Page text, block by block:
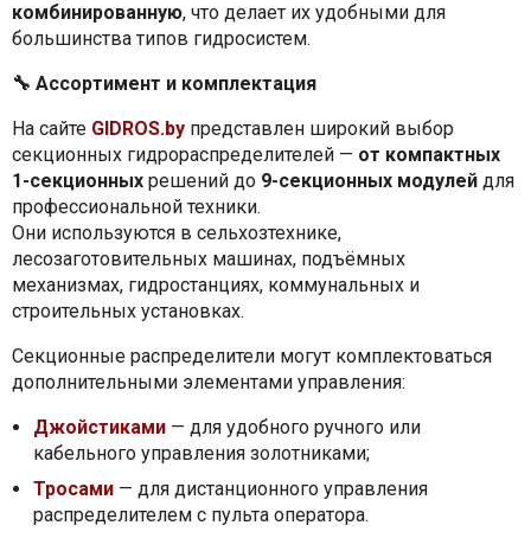
комбинированную, что делает их удобными для
большинства типов гидросистем.
🔧 Ассортимент и комплектация
На сайте GIDROS.by представлен широкий выбор
секционных гидрораспределителей — от компактных
1-секционных решений до 9-секционных модулей для
профессиональной техники.
Они используются в сельхозтехнике,
лесозаготовительных машинах, подъёмных
механизмах, гидростанциях, коммунальных и
строительных установках.
Секционные распределители могут комплектоваться
дополнительными элементами управления:
Джойстиками — для удобного ручного или
кабельного управления золотниками;
Тросами — для дистанционного управления
распределителем с пульта оператора.